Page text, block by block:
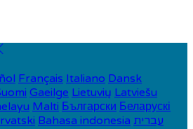
Français Italiano Dansk
Gaeilge Lietuvių Latviešu
Malti Български Беларускі
Bahasa indonesia עברית